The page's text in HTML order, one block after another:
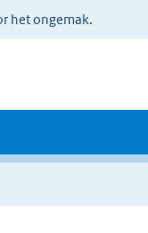
het ongemak.